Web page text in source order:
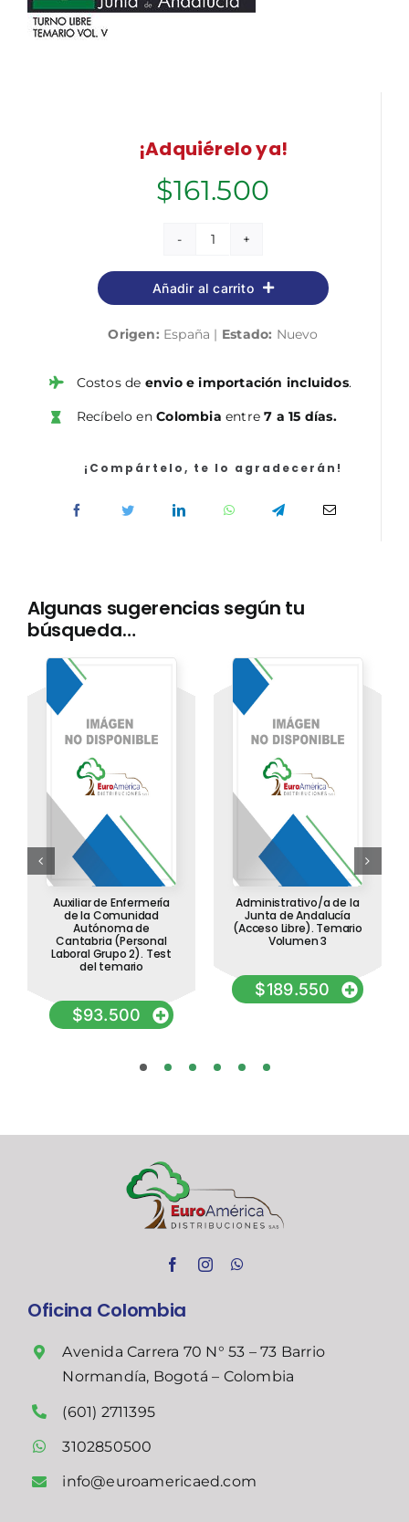
¡Adquiérelo ya!
$161.500
Administrativo
(Turno
Libre).
de
Temario
V.
Añadir al carrito
Origen: España | Estado: Nuevo
Costos de envio e importación incluidos.
Recíbelo enColombia entre7 a 15 días.
¡Compártelo, te lo agradecerán!
Algunas sugerencias según tu
búsqueda…
Auxiliar de Enfermería
de la Comunidad
Autónoma de
Cantabria (Personal
Laboral Grupo 2). Test
del temario
$93.500
Administrativo/a de la
Junta de Andalucía
(Acceso Libre). Temario
Volumen 3
$189.550
Oficina Colombia
Avenida Carrera 70 N° 53 – 73 Barrio
Normandía, Bogotá – Colombia
(601) 2711395
3102850500
info@euroamericaed.com